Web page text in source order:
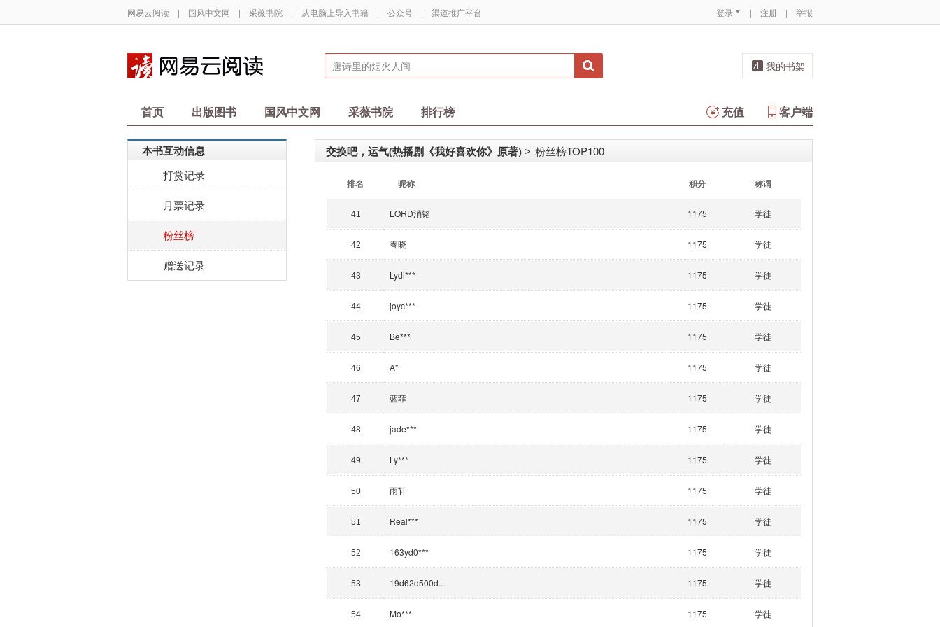
网易云阅读 | 国风中文网 | 采薇书院 | 从电脑上导入书籍 | 公众号 | 渠道推广平台 登录 | 注册 | 举报
我的书架
首页 出版图书 国风中文网 采薇书院 排行榜 客户端
充值
本书互动信息
打赏记录
月票记录
粉丝榜
赠送记录
交换吧，运气(热播剧《我好喜欢你》原著) > 粉丝榜TOP100
排名 昵称 积分 称谓
41 LORD消铭 1175 学徒
42 春晓 1175 学徒
43 Lydi*** 1175 学徒
44 joyc*** 1175 学徒
45 Be*** 1175 学徒
46 A* 1175 学徒
47 蓝菲 1175 学徒
48 jade*** 1175 学徒
49 Ly*** 1175 学徒
50 雨轩 1175 学徒
51 Real*** 1175 学徒
52 163yd0*** 1175 学徒
53 19d62d500d... 1175 学徒
54 Mo*** 1175 学徒